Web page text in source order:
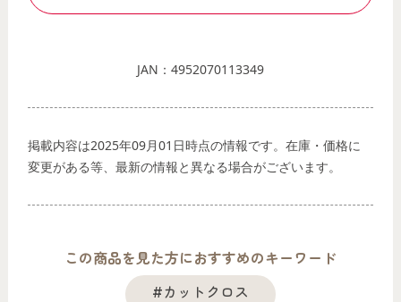
JAN：4952070113349
掲載内容は2025年09月01日時点の情報です。在庫・価格に
変更がある等、最新の情報と異なる場合がございます。
この商品を見た方におすすめのキーワード
#カットクロス